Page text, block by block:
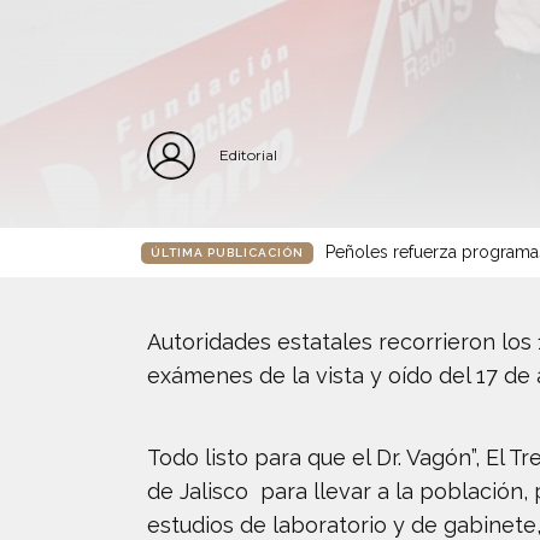
Editorial
ÚLTIMA PUBLICACIÓN Peñoles refuerza
Autoridades estatales recorrieron
exámenes de la vista y oído del 17
Todo listo para que el Dr. Vagón”, El
de Jalisco para llevar a la población,
estudios de laboratorio y de